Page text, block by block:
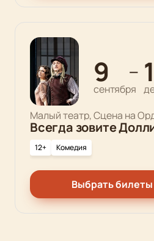
9
сентября
—
Малый театр, Сцена на
Всегда зовите
12+ Комедия
Выбрать билеты